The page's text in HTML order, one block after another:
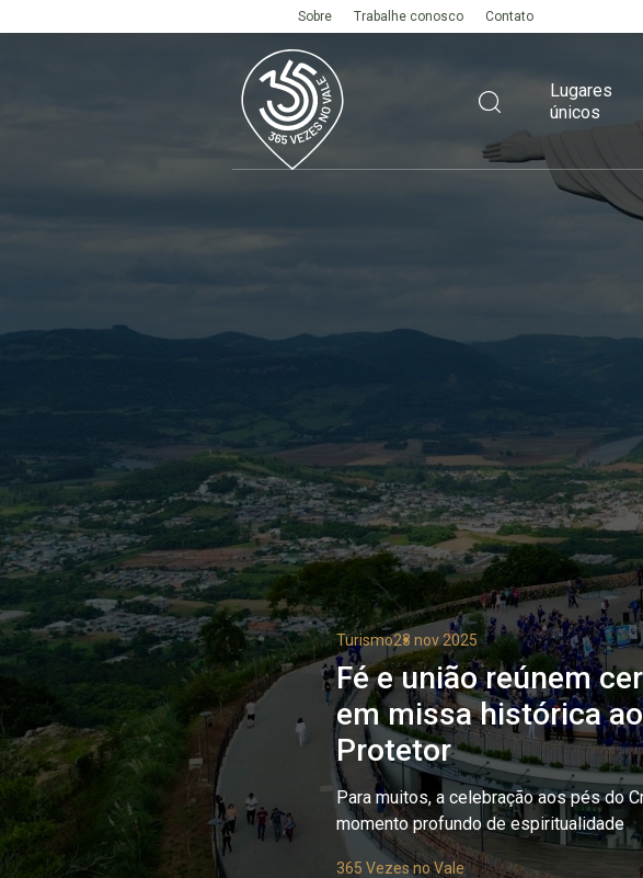
Sobre Trabalhe conosco Contato
Lugares
únicos
Turismo23 nov 2025
Fé e união reúnem
em missa histórica
Protetor
Para muitos, a celebração aos pés do
momento profundo de espiritualidade
365 Vezes no Vale